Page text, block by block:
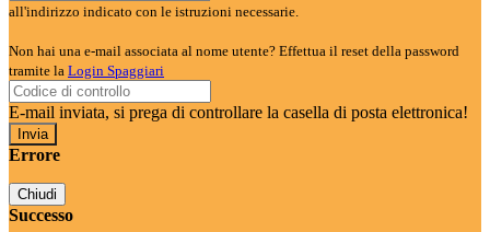
all'indirizzo indicato con le istruzioni necessarie.
Non hai una e-mail associata al nome utente? Effettua il reset della password
tramite la Login Spaggiari
E-mail inviata, si prega di controllare la casella di posta elettronica!
Errore
Chiudi
Successo